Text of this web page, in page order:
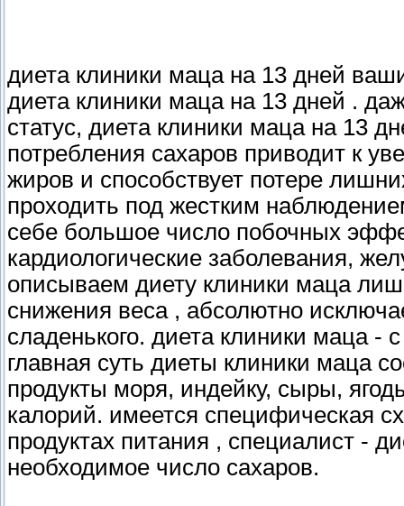
диета клиники маца на 13 дней
диета клиники маца на 13 дней .
статус, диета клиники маца на 13
потребления сахаров приводит к
жиров и способствует потере
проходить под жестким
себе большое число побочных
кардиологические заболевания,
описываем диету клиники маца
снижения веса , абсолютно
сладенького. диета клиники маца -
главная суть диеты клиники маца
продукты моря, индейку, сыры,
калорий. имеется специфическая
продуктах питания , специалист -
необходимое число сахаров.